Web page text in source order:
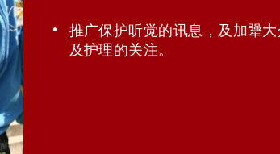
推广保护听觉的讯息，及加犟
及护理的关注。